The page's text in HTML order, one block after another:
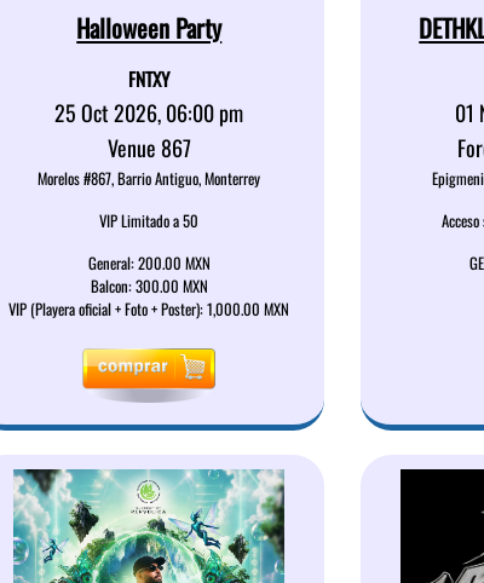
Halloween Party
FNTXY
25 Oct 2026, 06:00 pm
Venue 867
Morelos #867, Barrio Antiguo, Monterrey
VIP Limitado a 50
General: 200.00 MXN
Balcon: 300.00 MXN
VIP (Playera oficial + Foto + Poster): 1,000.00 MXN
01